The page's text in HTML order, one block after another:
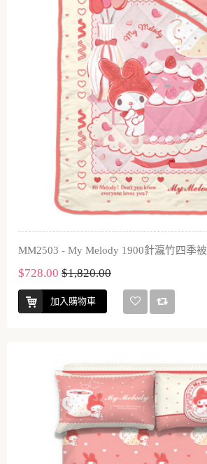
MM2503 - My Melody 1900針瀛竹四季被
$728.00 $1,820.00
加入購物車